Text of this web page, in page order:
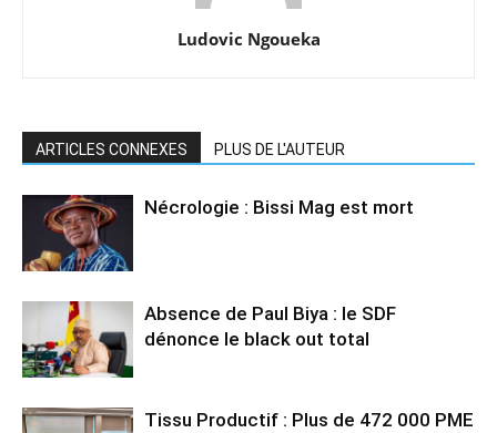
Ludovic Ngoueka
ARTICLES CONNEXES PLUS DE L'AUTEUR
Nécrologie : Bissi Mag est mort
Absence de Paul Biya : le SDF
dénonce le black out total
Tissu Productif : Plus de 472 000 PME